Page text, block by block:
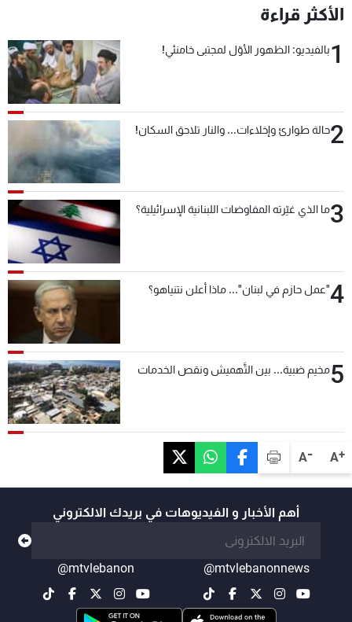
A+
A-
الأكثر قراءة
1بالفيديو: الظهور الأوّل لمجتبى خامنئي!
2حالة طوارئ وإخلاءات... والنار تلاحق السكان!
3ما الذي غيّرته المفاوضات اللبنانية الإسرائيلية؟
4"عمل حازم في لبنان"... ماذا أعلن نتنياهو؟
5مخيم ضبية... بين التَّهميش ونقص الخدمات
أهم الأخبار و الفيديوهات في بريدك الالكتروني
@mtvlebanonnews
@mtvlebanon
عن MTV
الإنـتـاج
شروط الإسـتخدام
سياسة الخصوصية